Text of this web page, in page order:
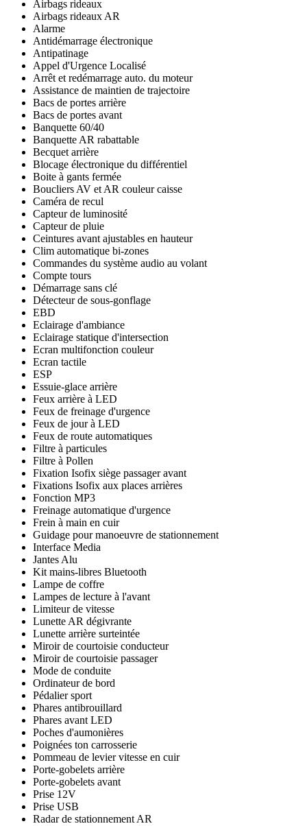
Airbags rideaux
Airbags rideaux AR
Alarme
Antidémarrage électronique
Antipatinage
Appel d'Urgence Localisé
Arrêt et redémarrage auto. du moteur
Assistance de maintien de trajectoire
Bacs de portes arrière
Bacs de portes avant
Banquette 60/40
Banquette AR rabattable
Becquet arrière
Blocage électronique du différentiel
Boite à gants fermée
Boucliers AV et AR couleur caisse
Caméra de recul
Capteur de luminosité
Capteur de pluie
Ceintures avant ajustables en hauteur
Clim automatique bi-zones
Commandes du système audio au volant
Compte tours
Démarrage sans clé
Détecteur de sous-gonflage
EBD
Eclairage d'ambiance
Eclairage statique d'intersection
Ecran multifonction couleur
Ecran tactile
ESP
Essuie-glace arrière
Feux arrière à LED
Feux de freinage d'urgence
Feux de jour à LED
Feux de route automatiques
Filtre à particules
Filtre à Pollen
Fixation Isofix siège passager avant
Fixations Isofix aux places arrières
Fonction MP3
Freinage automatique d'urgence
Frein à main en cuir
Guidage pour manoeuvre de stationnement
Interface Media
Jantes Alu
Kit mains-libres Bluetooth
Lampe de coffre
Lampes de lecture à l'avant
Limiteur de vitesse
Lunette AR dégivrante
Lunette arrière surteintée
Miroir de courtoisie conducteur
Miroir de courtoisie passager
Mode de conduite
Ordinateur de bord
Pédalier sport
Phares antibrouillard
Phares avant LED
Poches d'aumonières
Poignées ton carrosserie
Pommeau de levier vitesse en cuir
Porte-gobelets arrière
Porte-gobelets avant
Prise 12V
Prise USB
Radar de stationnement AR